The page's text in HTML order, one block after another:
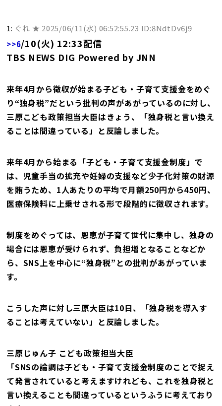
1: ぐれ ★ 2025/06/11(水) 06:52:55.23 ID:8NdtDv6j9
>>6/10(火) 12:33配信
TBS NEWS DIG Powered by JNN
来年4月から徴収が始まる子ども・子育て支援金をめぐ
り“独身税”だという批判の声があがっているのに対し、
三原こども政策担当大臣はきょう、「独身税と言い換え
ることは間違っている」と反論しました。
来年4月から始まる「子ども・子育て支援金制度」で
は、児童手当の拡充や妊婦の支援など少子化対策の財源
を賄うため、1人あたりの平均で月額250円から450円、
医療保険料に上乗せされる形で段階的に徴収されます。
制度をめぐっては、恩恵が子育て世代に集中し、独身の
場合には恩恵が受けられず、負担増となることなどか
ら、SNS上を中心に“独身税”との批判があがっていま
す。
こうした声に対し三原大臣は10日、「独身税を導入す
ることは考えていない」と反論しました。
三原じゅん子 こども政策担当大臣
「SNSの論調は子ども・子育て支援金制度のことで捉え
て発言されていると考えますけれども、これを独身税と
言い換えることも間違っているというふうに考えており